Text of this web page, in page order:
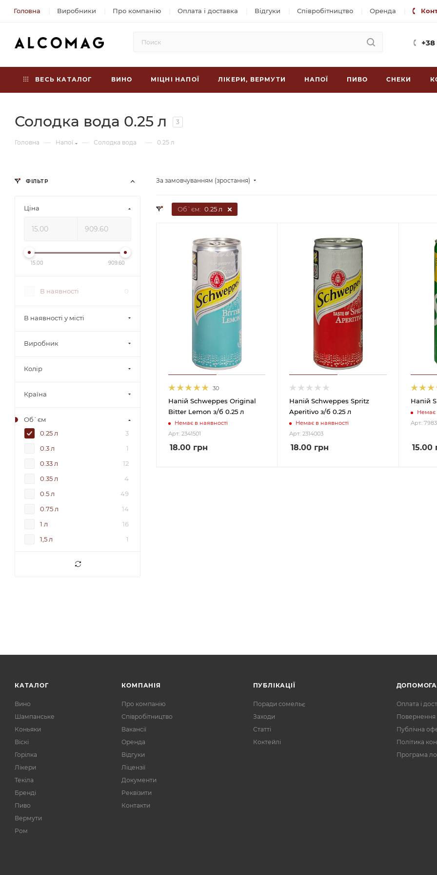
Головна Виробники Про компанію Оплата і доставка Відгуки Співробітництво Оренда
ВЕСЬ КАТАЛОГ ВИНО МІЦНІ НАПОЇ ЛІКЕРИ, ВЕРМУТИ НАПОЇ ПИВО СНЕКИ
Солодка вода 0.25 л 3
Головна — Напої — Солодка вода — 0.25 л
За замовчуванням (зростання)
Об`єм: 0.25 л
30
Напій Schweppes Original
Bitter Lemon з/б 0.25 л
Немає в наявності
Арт.: 2341501
18.00 грн
Напій Schweppes Spritz
Aperitivo з/б 0.25 л
Немає в наявності
Арт.: 2314003
18.00 грн
Напій
Немає
Арт.:
15.00
ФІЛЬТР
Ціна
15.00 909.60
В наявності 0
В наявності у місті
Виробник
Колір
Країна
Об`єм
0.25 л
3
0.3 л
1
0.33 л
12
0.35 л
4
0.5 л
49
0.75 л
14
1 л
16
1,5 л
1
КАТАЛОГ
Вино
Шампанське
Коньяки
Віскі
Горілка
Лікери
Текіла
Бренді
Пиво
Вермути
Ром
КОМПАНІЯ
Про компанію
Співробітництво
Вакансії
Оренда
Відгуки
Ліцензії
Документи
Реквізити
Контакти
ПУБЛІКАЦІЇ
Поради сомельє
Заходи
Статті
Коктейлі
ДОПОМОГА
Оплата і
Повернення
Публічна
Політика
Програма